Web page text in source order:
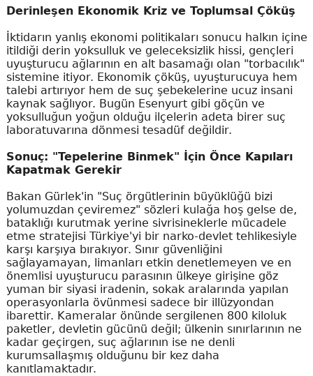
Derinleşen Ekonomik Kriz ve Toplumsal Çöküş
İktidarın yanlış ekonomi politikaları sonucu halkın içine
itildiği derin yoksulluk ve geleceksizlik hissi, gençleri
uyuşturucu ağlarının en alt basamağı olan "torbacılık"
sistemine itiyor. Ekonomik çöküş, uyuşturucuya hem
talebi artırıyor hem de suç şebekelerine ucuz insani
kaynak sağlıyor. Bugün Esenyurt gibi göçün ve
yoksulluğun yoğun olduğu ilçelerin adeta birer suç
laboratuvarına dönmesi tesadüf değildir.
Sonuç: "Tepelerine Binmek" İçin Önce Kapıları
Kapatmak Gerekir
Bakan Gürlek'in "Suç örgütlerinin büyüklüğü bizi
yolumuzdan çeviremez" sözleri kulağa hoş gelse de,
bataklığı kurutmak yerine sivrisineklerle mücadele
etme stratejisi Türkiye'yi bir narko-devlet tehlikesiyle
karşı karşıya bırakıyor. Sınır güvenliğini
sağlayamayan, limanları etkin denetlemeyen ve en
önemlisi uyuşturucu parasının ülkeye girişine göz
yuman bir siyasi iradenin, sokak aralarında yapılan
operasyonlarla övünmesi sadece bir illüzyondan
ibarettir. Kameralar önünde sergilenen 800 kiloluk
paketler, devletin gücünü değil; ülkenin sınırlarının ne
kadar geçirgen, suç ağlarının ise ne denli
kurumsallaşmış olduğunu bir kez daha
kanıtlamaktadır.